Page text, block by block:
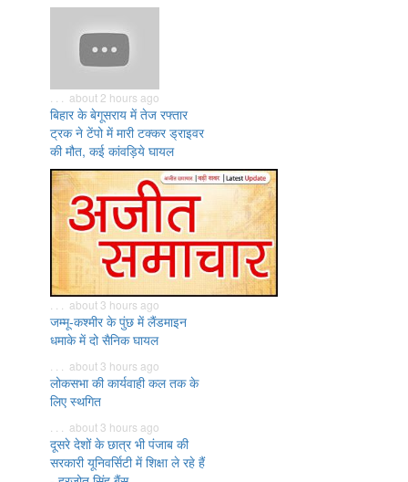
. . . about 2 hours ago
बिहार के बेगूसराय में तेज रफ्तार
ट्रक ने टेंपो में मारी टक्कर ड्राइवर
की मौत, कई कांवड़िये घायल
. . . about 3 hours ago
जम्मू-कश्मीर के पुंछ में लैंडमाइन
धमाके में दो सैनिक घायल
. . . about 3 hours ago
लोकसभा की कार्यवाही कल तक के
लिए स्थगित
. . . about 3 hours ago
दूसरे देशों के छात्र भी पंजाब की
सरकारी यूनिवर्सिटी में शिक्षा ले रहे हैं